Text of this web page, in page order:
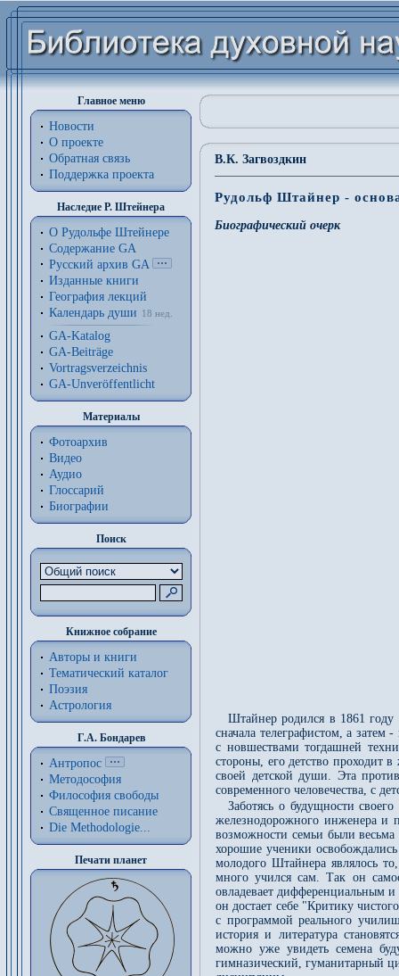
Главное меню
Новости
О проекте
Обратная связь
Поддержка проекта
Наследие Р. Штейнера
О Рудольфе Штейнере
Содержание GA
Русский архив GA
Изданные книги
География лекций
Календарь души
18 нед.
GA-Katalog
GA-Beiträge
Vortragsverzeichnis
GA-Unveröffentlicht
Материалы
Фотоархив
Видео
Аудио
Глоссарий
Биографии
Поиск
Книжное собрание
Авторы и книги
Тематический каталог
Поэзия
Астрология
Г.А. Бондарев
Антропос
Методософия
Философия cвободы
Священное писание
Die Methodologie...
Печати планет
В.К. Загвоздкин
Рудольф Штайнер -
Биографический очерк
Штайнер родился в 1861
сначала телеграфистом, а
с новшествами тогдашней
стороны, его детство проходит
своей детской души. Эта
современного человечества, с
Заботясь о будущности
железнодорожного инженера и
возможности семьи были
хорошие ученики
молодого Штайнера являлось
много учился сам. Так он
овладевает дифференциальным
он достает себе "Критику
с программой реального
история и литература
можно уже увидеть семена
гимназический, гуманитарный